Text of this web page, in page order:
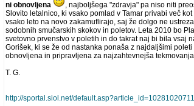
ni obnovljena
, najboljšega "zdravja" pa niso niti
Slovito letalnico, ki vsako pomlad v Tamar privabi več
vsako leto na novo zakamuflirajo, saj že dolgo ne
sodobnih smučarskih skokov in poletov. Leta 2010 bo
svetovno prvenstvo v poletih in do takrat naj bi bila vsaj
Gorišek, ki se že od nastanka ponaša z najdaljšimi poleti
obnovljena in pripravljena za najzahtevnejša
T. G.
http://sportal.siol.net/